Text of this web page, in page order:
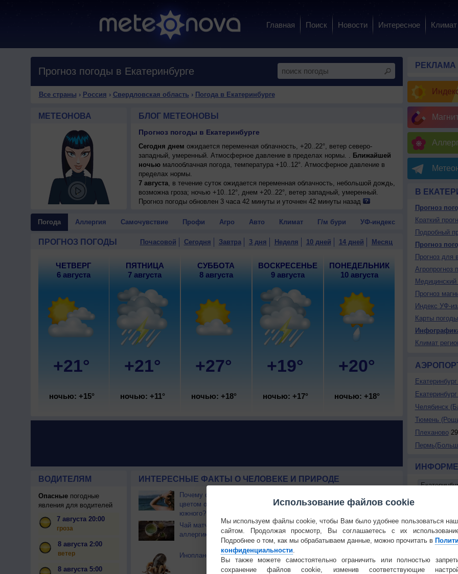
Главная Поиск Новости Интересное Климат
Прогноз погоды в Екатеринбурге
Все страны › Россия › Свердловская область › Погода в Екатеринбурге
МЕТЕОНОВА БЛОГ МЕТЕОНОВЫ
Прогноз погоды в Екатеринбурге
Сегодня днем ожидается переменная облачность, +20..22°, ветер северо-
западный, умеренный. Атмосферное давление в пределах нормы. . Ближайшей
ночьюмалооблачная погода, температура +10..12°. Атмосферное давление в
пределах нормы.
7 августа, в течение суток ожидается переменная облачность, небольшой дождь,
возможна гроза; ночью +10..12°, днем +20..22°, ветер западный, умеренный.
8 августа, ожидается переменная облачность, небольшой дождь; ночью +17..19°,
9 августа, в течение суток ожидается переменная облачность, небольшой дождь,
10 августа
, ожидается переменная облачность, небольшой дождь, возможна
гроза; ночью +17..19°, днем +19..21°, ветер северо-западный, умеренный.
Прогноз погоды обновлен 3 часа 42 минуты и уточнен 42 минуты назад
Погода Аллергия Самочувствие Профи Агро Авто Климат Г/м бури УФ-индекс
ПРОГНОЗ ПОГОДЫ Почасовой Сегодня Завтра 3 дня Неделя 10 дней 14 дней Месяц
ЧЕТВЕРГ
6 августа
+21°
ночью: +15°
ПЯТНИЦА
7 августа
+21°
ночью: +11°
СУББОТА
8 августа
+27°
ночью: +18°
ВОСКРЕСЕНЬЕ
9 августа
+19°
ночью: +17°
ПОНЕДЕЛЬНИК
10 августа
+20°
ночью: +18°
ВОДИТЕЛЯМ
Опасныепогодные
явления для водителей
7 августа 20:00
гроза
8 августа 2:00
ветер
8 августа 5:00
ИНТЕРЕСНЫЕ ФАКТЫ О ЧЕЛОВЕКЕ И ПРИРОДЕ
Почему северный загар
цветом отличается от
южного?
здоровья
Чай матча может помочь
аллергикам
Чем полезна тыква?
Инопланетяне среди нас
под кондиционером?
РЕКЛАМА
В
Прогноз
Краткий
Подробный
Прогноз
Прогноз для
Агропрогноз
Медицинский
Прогноз
Индекс УФ-
Карты погоды
Климат
Челябинск
Тюмень
Плеханово
Сделать
Использование файлов cookie
Мы используем файлы cookie, чтобы Вам было удобнее пользоваться
сайтом. Продолжая просмотр, Вы соглашаетесь с их
Подробнее о том, как мы обрабатываем данные, можно прочитать в
конфиденциальности
Вы также можете самостоятельно ограничить или полностью
сохранение файлов cookie, изменив соответствующие